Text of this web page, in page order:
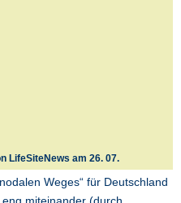
LifeSiteNews am 26. 07.
Weges“ für Deutschland